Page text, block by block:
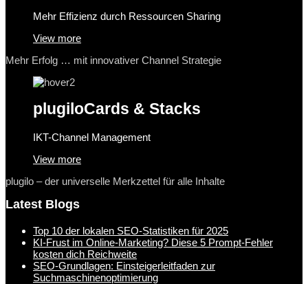
Mehr Effizienz durch Ressourcen Sharing
View more
Mehr Erfolg … mit innovativer Channel Strategie
plugiloCards & Stacks
IKT-Channel Management
View more
plugilo – der universelle Merkzettel für alle Inhalte
Latest Blogs
Top 10 der lokalen SEO-Statistiken für 2025
KI-Frust im Online-Marketing? Diese 5 Prompt-Fehler
kosten dich Reichweite
SEO-Grundlagen: Einsteigerleitfaden zur
Suchmaschinenoptimierung